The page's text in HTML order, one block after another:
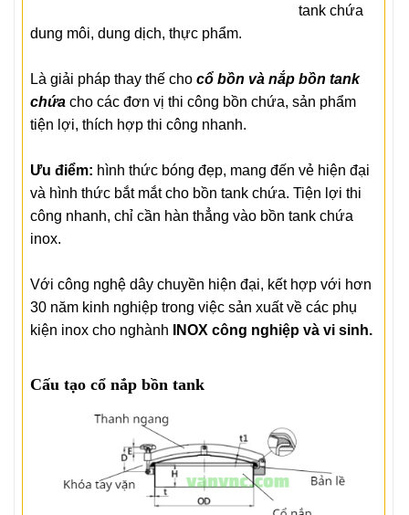
tank chứa
dung môi, dung dịch, thực phẩm.
Là giải pháp thay thế cho cổ bồn và nắp bồn tank
chứacho các đơn vị thi công bồn chứa, sản phẩm
tiện lợi, thích hợp thi công nhanh.
Ưu điểm: hình thức bóng đẹp, mang đến vẻ hiện đại
và hình thức bắt mắt cho bồn tank chứa. Tiện lợi thi
công nhanh, chỉ cần hàn thẳng vào bồn tank chứa
inox.
Với công nghệ dây chuyền hiện đại, kết hợp với hơn
30 năm kinh nghiệp trong việc sản xuất về các phụ
kiện inox cho nghành INOX công nghiệp và vi sinh.
Cấu tạo cổ nắp bồn tank